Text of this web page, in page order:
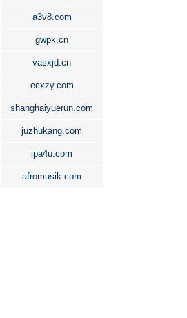
a3v8.com
gwpk.cn
vasxjd.cn
ecxzy.com
shanghaiyuerun.com
juzhukang.com
ipa4u.com
afromusik.com